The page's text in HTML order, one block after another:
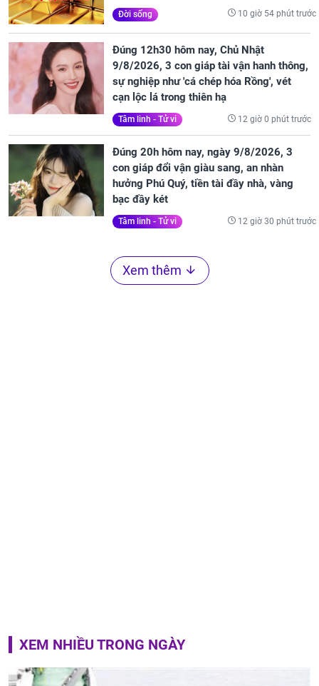
Đời sống 10 giờ 54 phút trước
Đúng 12h30 hôm nay, Chủ Nhật
9/8/2026, 3 con giáp tài vận hanh thông,
sự nghiệp như 'cá chép hóa Rồng', vét
cạn lộc lá trong thiên hạ
Tâm linh - Tử vi 12 giờ 0 phút trước
Đúng 20h hôm nay, ngày 9/8/2026, 3
con giáp đổi vận giàu sang, an nhàn
hưởng Phú Quý, tiền tài đầy nhà, vàng
bạc đầy két
Tâm linh - Tử vi 12 giờ 30 phút trước
Xem thêm
XEM NHIỀU TRONG NGÀY